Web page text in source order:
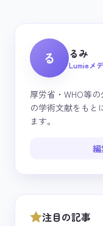
る るみ
Lumieメ
厚労省・WHO等
の学術文献をもと
ます。
注目の記事